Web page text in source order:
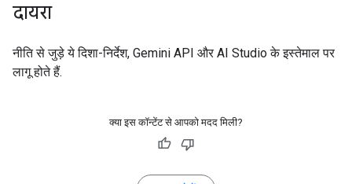
दायरा
नीति से जुड़े ये दिशा-निर्देश, Gemini API और AI Studio के इस्तेमाल पर
लागू होते हैं.
क्या इस कॉन्टेंट से आपको मदद मिली?